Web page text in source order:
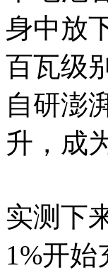
身中放
百瓦级
自研澎
升，成
实测下
1%开始